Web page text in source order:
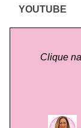
YOUTUBE
Clique